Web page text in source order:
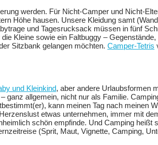
werden. Für Nicht-Camper und Nicht-
Höhe hausen. Unsere Kleidung samt
und Tagesrucksack müssen in fünf
Kleine sowie ein Faltbuggy –
Sitzbank gelangen möchten. Camper-Tetris
und Kleinkind, aber andere Urlaubsformen
allgemein, nicht nur als Familie.
kann meinen Tag nach meinen
etwas unternehmen, immer mit
schön empfinde. Und Camping heißt
(Sprit, Maut, Vignette, Camping,